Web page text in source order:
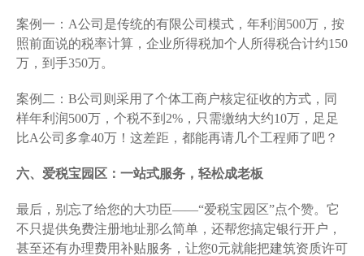
案例一：A公司是传统的有限公司模式，年利润500万，按
照前面说的税率计算，企业所得税加个人所得税合计约150
万，到手350万。
案例二：B公司则采用了个体工商户核定征收的方式，同
样年利润500万，个税不到2%，只需缴纳大约10万，足足
比A公司多拿40万！这差距，都能再请几个工程师了吧？
六、爱税宝园区：一站式服务，轻松成老板
最后，别忘了给您的大功臣——“爱税宝园区”点个赞。它
不只提供免费注册地址那么简单，还帮您搞定银行开户，
甚至还有办理费用补贴服务，让您0元就能把建筑资质许可